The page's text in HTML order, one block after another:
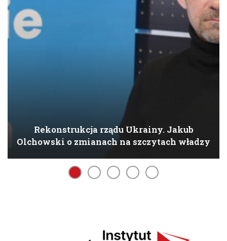
Rekonstrukcja rządu Ukrainy. Jakub
Olchowski o zmianach na szczytach władzy